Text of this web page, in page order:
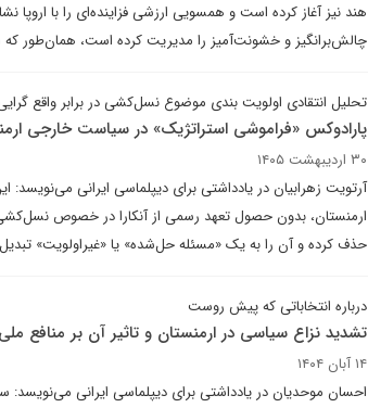
هند نیز آغاز کرده است و همسویی ارزشی فزاینده‌ای را با
چالش‌برانگیز و خشونت‌آمیز را مدیریت کرده است، همان‌طور که
تحلیل انتقادی اولویت ‌بندی موضوع نسل‌کشی در برابر واقع‌
پارادوکس «فراموشی استراتژیک» در سیاست خارجی
۳۰ اردیبهشت ۱۴۰۵
آرتویت زهرابیان در یادداشتی برای دیپلماسی ایرانی
ارمنستان، بدون حصول تعهد رسمی از آنکارا در خصوص
حذف کرده و آن را به یک «مسئله حل‌شده» یا «غیراولویت»
درباره انتخاباتی که پیش روست
تشدید نزاع سیاسی در ارمنستان و تاثیر آن بر منافع ملی
۱۴ آبان ۱۴۰۴
احسان موحدیان در یادداشتی برای دیپلماسی ایرانی می‌نویسد: